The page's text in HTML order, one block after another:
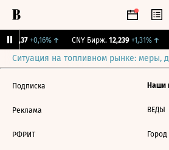
115,37 +0,16%↑ CNY Бирж. 12,239 +1,31%↑
Ситуация на топливном рынке: меры,
Подписка
Реклама
РФРИТ
Наши
ВЕДЫ
Город